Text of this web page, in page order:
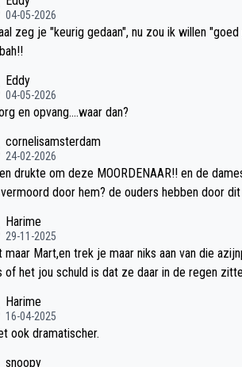
04-05-2026
zeg je "keurig gedaan", nu zou ik willen "goed
Eddy
04-05-2026
en opvang....waar dan?
cornelisamsterdam
24-02-2026
drukte om deze MOORDENAAR!! en de
door hem? de ouders hebben door dit
opgelost!!
Harime
29-11-2025
maar Mart,en trek je maar niks aan van die
of het jou schuld is dat ze daar in de regen
Harime
16-04-2025
ook dramatischer.
snoopy